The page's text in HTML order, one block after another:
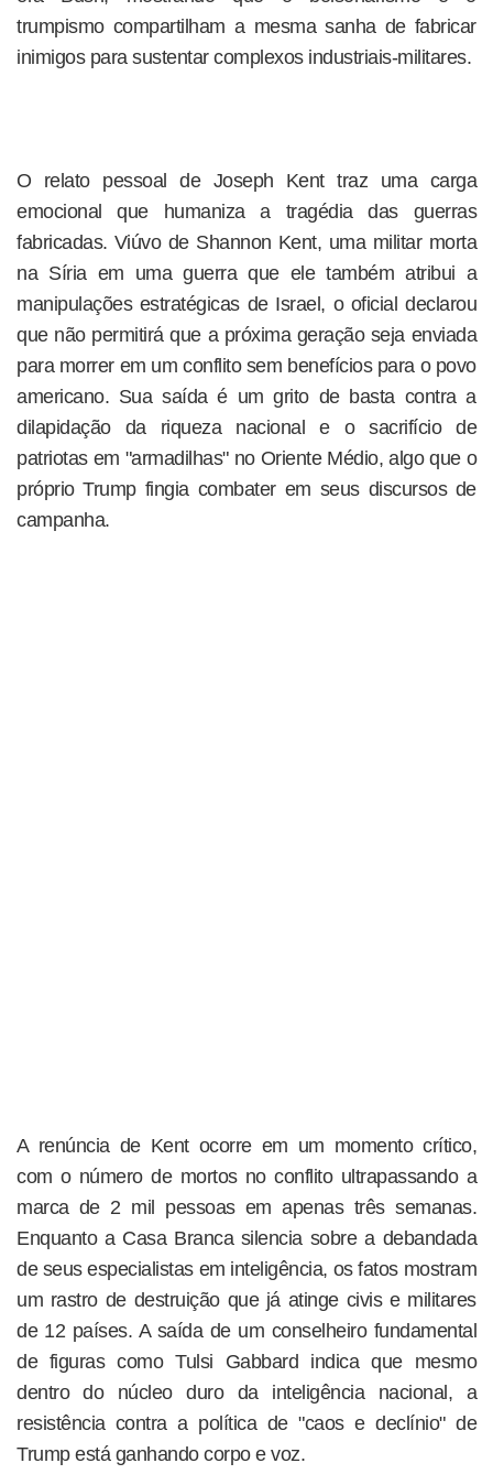
trumpismo compartilham a mesma sanha de fabricar
inimigos para sustentar complexos industriais-militares.
O relato pessoal de Joseph Kent traz uma carga
emocional que humaniza a tragédia das guerras
fabricadas. Viúvo de Shannon Kent, uma militar morta
na Síria em uma guerra que ele também atribui a
manipulações estratégicas de Israel, o oficial declarou
que não permitirá que a próxima geração seja enviada
para morrer em um conflito sem benefícios para o povo
americano. Sua saída é um grito de basta contra a
dilapidação da riqueza nacional e o sacrifício de
patriotas em "armadilhas" no Oriente Médio, algo que o
próprio Trump fingia combater em seus discursos de
campanha.
A renúncia de Kent ocorre em um momento crítico,
com o número de mortos no conflito ultrapassando a
marca de 2 mil pessoas em apenas três semanas.
Enquanto a Casa Branca silencia sobre a debandada
de seus especialistas em inteligência, os fatos mostram
um rastro de destruição que já atinge civis e militares
de 12 países. A saída de um conselheiro fundamental
de figuras como Tulsi Gabbard indica que mesmo
dentro do núcleo duro da inteligência nacional, a
resistência contra a política de "caos e declínio" de
Trump está ganhando corpo e voz.